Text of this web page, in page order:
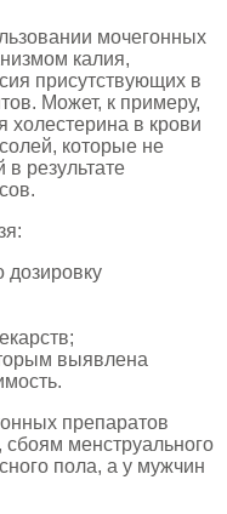
мочегонных
калия,
присутствующих в
Может, к примеру,
холестерина в крови
которые не
в результате
дозировку
выявлена
препаратов
менструального
пола, а у мужчин